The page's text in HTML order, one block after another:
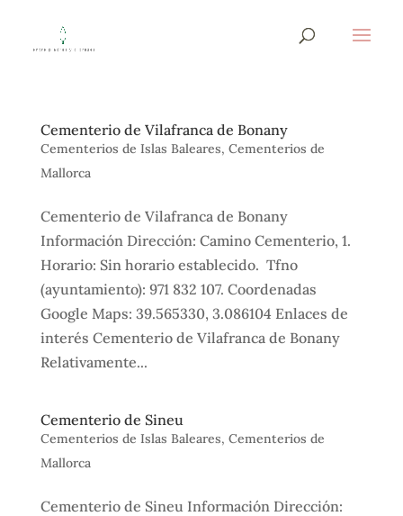
Cementerio de Vilafranca de Bonany
Cementerios de Islas Baleares, Cementerios de
Mallorca
Cementerio de Vilafranca de Bonany
Información Dirección: Camino Cementerio, 1.
Horario: Sin horario establecido. Tfno
(ayuntamiento): 971 832 107. Coordenadas
Google Maps: 39.565330, 3.086104 Enlaces de
interés Cementerio de Vilafranca de Bonany
Relativamente...
Cementerio de Sineu
Cementerios de Islas Baleares, Cementerios de
Mallorca
Cementerio de Sineu Información Dirección: